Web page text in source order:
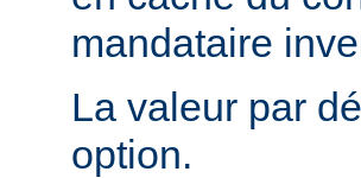
mandataire
La valeur par
option.